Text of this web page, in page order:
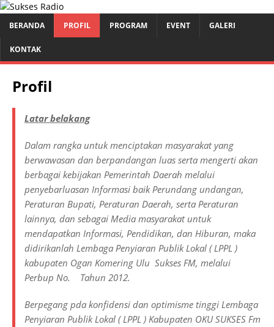
BERANDA PROFIL PROGRAM EVENT GALERI
KONTAK
Profil
Latar belakang
Dalam rangka untuk menciptakan masyarakat yang
berwawasan dan berpandangan luas serta mengerti akan
berbagai kebijakan Pemerintah Daerah melalui
penyebarluasan Informasi baik Perundang undangan,
Peraturan Bupati, Peraturan Daerah, serta Peraturan
lainnya, dan sebagai Media masyarakat untuk
mendapatkan Informasi, Pendidikan, dan Hiburan, maka
didirikanlah Lembaga Penyiaran Publik Lokal ( LPPL )
kabupaten Ogan Komering Ulu Sukses FM, melalui
Perbup No. Tahun 2012.
Berpegang pda konfidensi dan optimisme tinggi Lembaga
Penyiaran Publik Lokal ( LPPL ) Kabupaten OKU SUKSES Fm